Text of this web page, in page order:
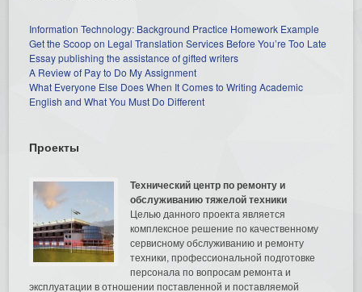
Information Technology: Background Practice Homework Example
Get the Scoop on Legal Translation Services Before You’re Too Late
Essay publishing the assistance of gifted writers
A Review of Pay to Do My Assignment
What Everyone Else Does When It Comes to Writing Academic
English and What You Must Do Different
Проекты
Технический центр по ремонту и
обслуживанию тяжелой техники
Целью данного проекта является
комплексное решение по качественному
сервисному обслуживанию и ремонту
техники, профессиональной подготовке
персонала по вопросам ремонта и
эксплуатации в отношении поставленной и поставляемой